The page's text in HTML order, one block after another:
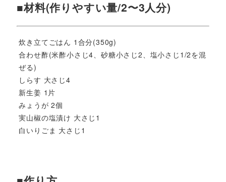
■材料(作りやすい量/2〜3人分)
炊き立てごはん 1合分(350g)
合わせ酢(米酢小さじ4、砂糖小さじ2、塩小さじ1/2を混
ぜる)
しらす 大さじ4
新生姜 1片
みょうが 2個
実山椒の塩漬け 大さじ1
白いりごま 大さじ1